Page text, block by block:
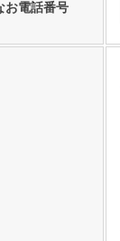
お電話番号